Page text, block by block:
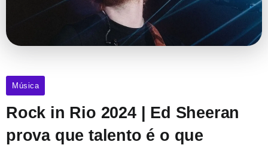
Música
Rock in Rio 2024 | Ed Sheeran
prova que talento é o que